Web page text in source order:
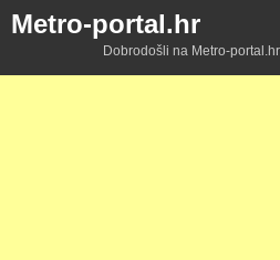
Metro-portal.hr
Dobrodošli na Metro-